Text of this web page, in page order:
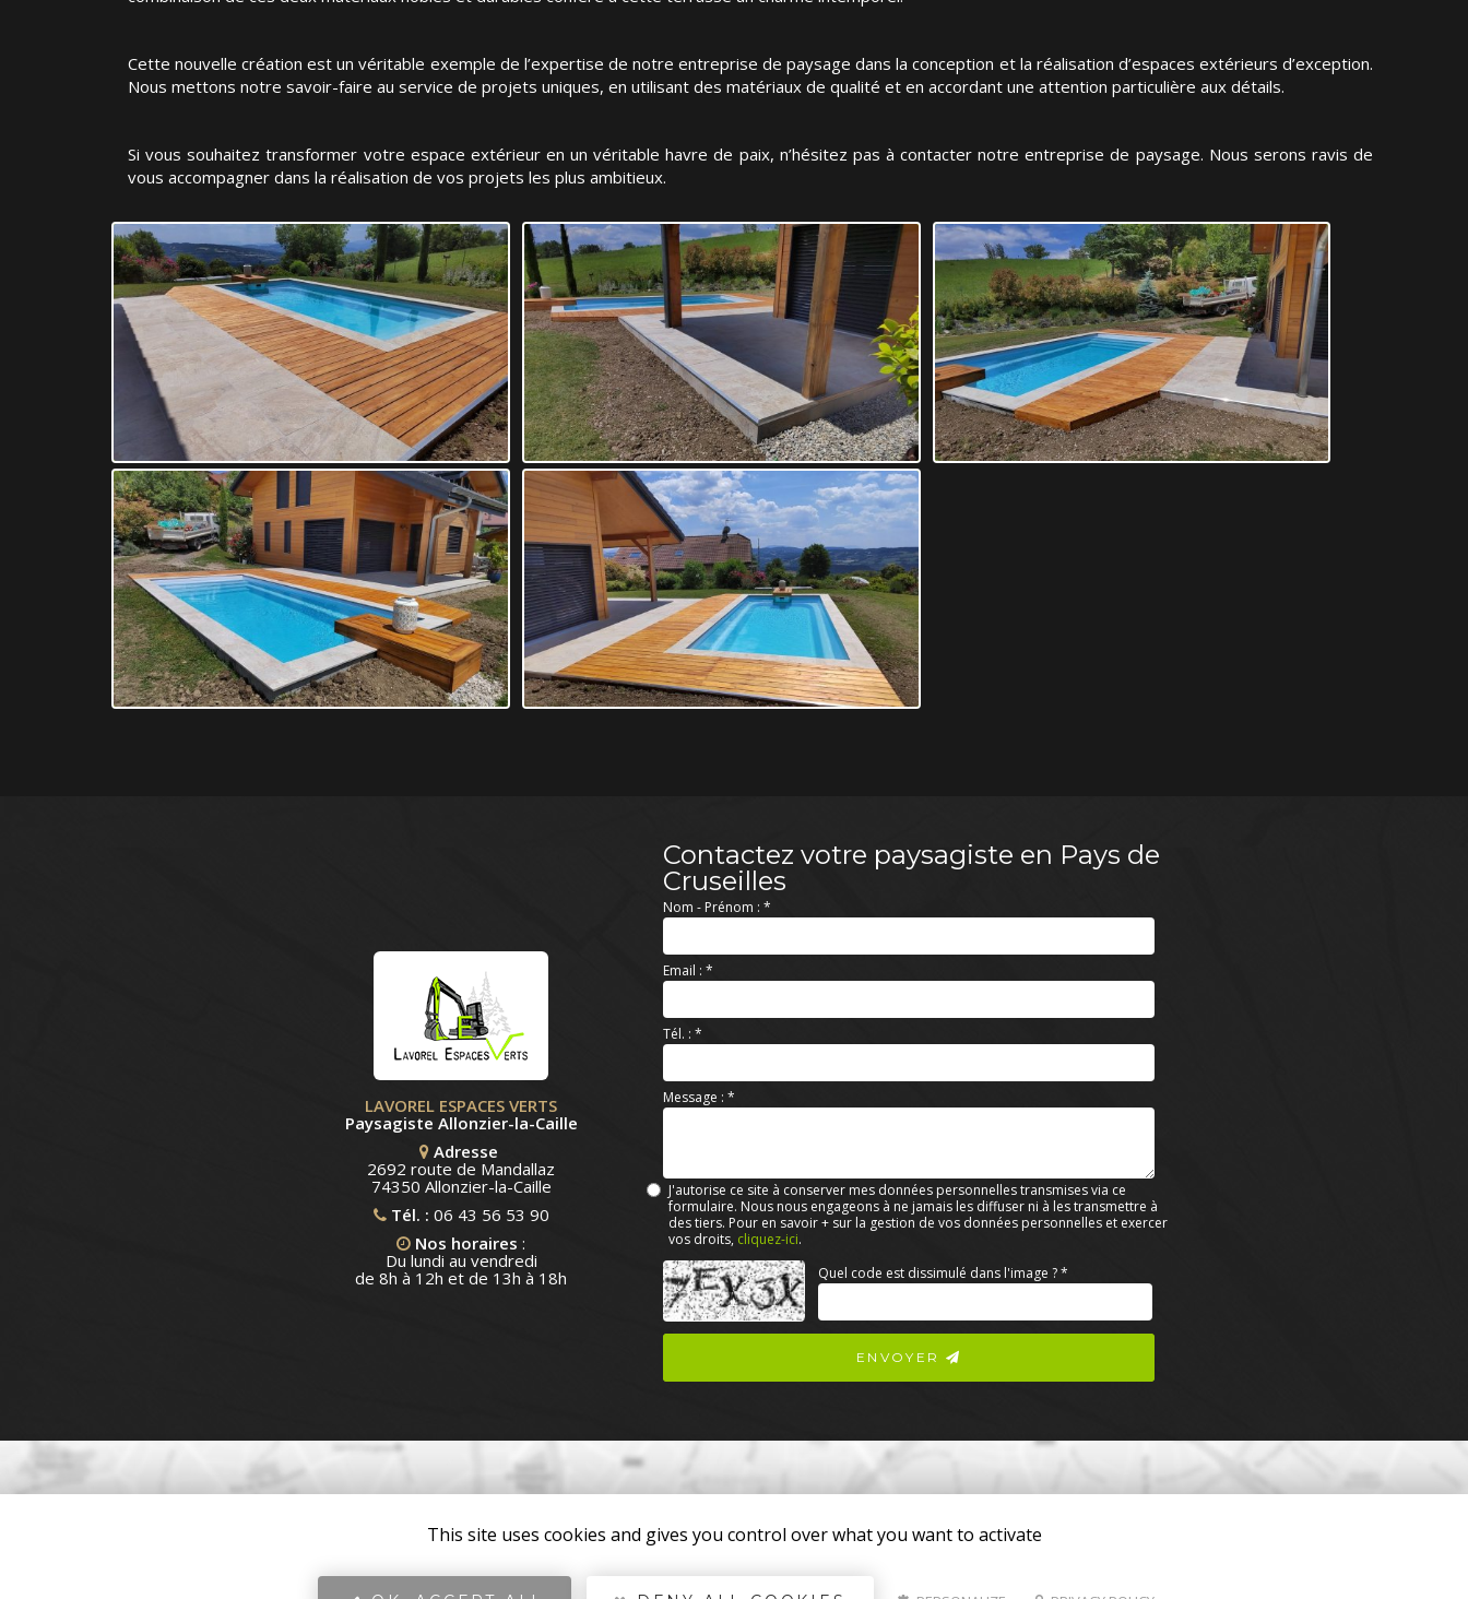
Cette nouvelle création est un véritable exemple de l’expertise de notre entreprise de paysage dans la conception et la réalisation d’espaces extérieurs d’exception.
Nous mettons notre savoir-faire au service de projets uniques, en utilisant des matériaux de qualité et en accordant une attention particulière aux détails.
Si vous souhaitez transformer votre espace extérieur en un véritable havre de paix, n’hésitez pas à contacter notre entreprise de paysage. Nous serons ravis de
vous accompagner dans la réalisation de vos projets les plus ambitieux.
LAVOREL ESPACES VERTS
Paysagiste Allonzier-la-Caille
Adresse
2692 route de Mandallaz
74350 Allonzier-la-Caille
Tél. : 06 43 56 53 90
Nos horaires :
Du lundi au vendredi
de 8h à 12h et de 13h à 18h
Contactez votre paysagiste en Pays de
Cruseilles
Nom - Prénom : *
Email : *
Tél. : *
Message : *
J'autorise ce site à conserver mes données personnelles transmises via ce
formulaire. Nous nous engageons à ne jamais les diffuser ni à les transmettre à
des tiers. Pour en savoir + sur la gestion de vos données personnelles et exercer
vos droits, cliquez-ici.
Acceptation
RGPD
Quel code est dissimulé dans l'image ?*
ENVOYER
LAVOREL ESPACES VERTS : Paysagiste à Allonzier-la-Caille
Liens utiles-Secteur-Cookies
This site uses cookies and gives you control over what you want to activate